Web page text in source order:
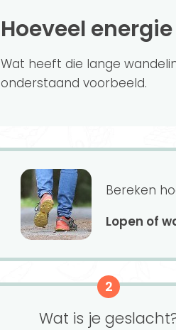
Hoeveel
Wat heeft die lange
onderstaand voorbeeld.
Bereken
Lopen of
2
Wat is je